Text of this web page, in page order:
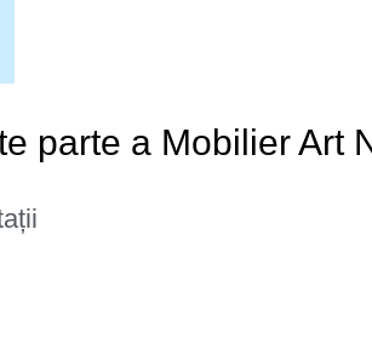
parte a Mobilier Art